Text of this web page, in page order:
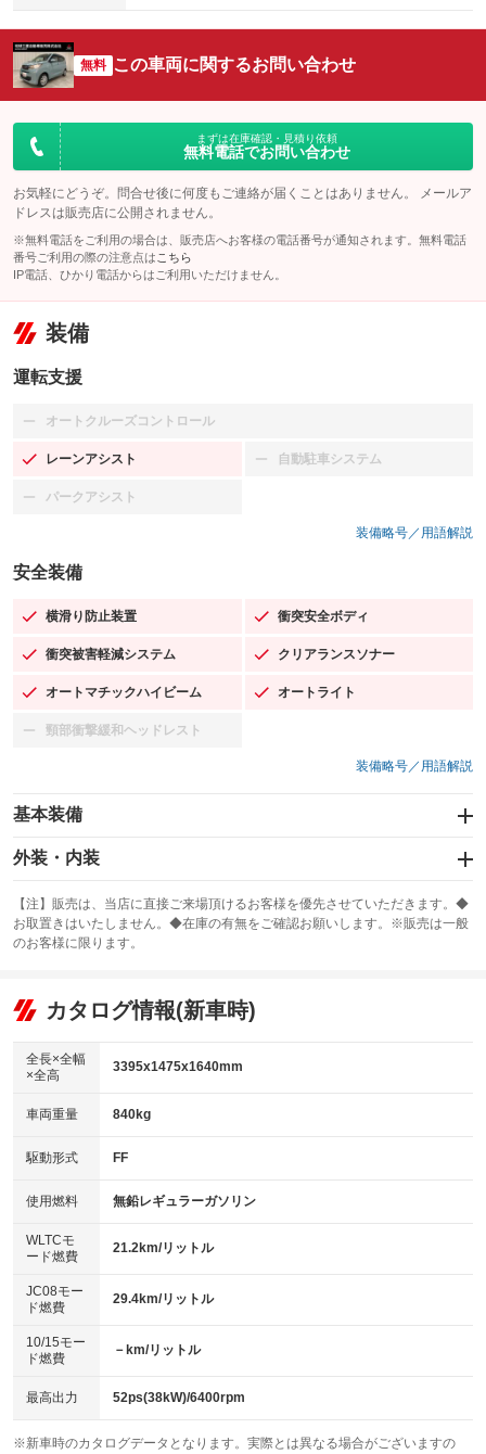
無料 この車両に関するお問い合わせ
まずは在庫確認・見積り依頼
無料電話でお問い合わせ
お気軽にどうぞ。問合せ後に何度もご連絡が届くことはありません。 メールア
ドレスは販売店に公開されません。
※無料電話をご利用の場合は、販売店へお客様の電話番号が通知されます。無料電話
番号ご利用の際の注意点は こちら
IP電話、ひかり電話からはご利用いただけません。
装備
運転支援
オートクルーズコントロール
：装備なし
レーンアシスト
：装備あり 自動駐車システム
：装備なし
パークアシスト
：装備なし
装備略号／用語解説
安全装備
横滑り防止装置
：装備あり 衝突安全ボディ
：装備あり
衝突被害軽減システム
：装備あり クリアランスソナー
：装備あり
オートマチックハイビーム
：装備あり オートライト
：装備あり
頸部衝撃緩和ヘッドレスト
：装備なし
装備略号／用語解説
基本装備
エアバッグ：運転席/助手席/サイド
：装備あり
：装備なし
サンルーフ
：装備なし ABS
リフトアップ
：装備なし
：装備なし
パワーウィンドウ
アイドリングストップ
：装備あり
USB入力端子
：装備なし
100V電源
：装備なし
センターデフロック
：装備なし
電動格納ミラー
：装備あり
外装・内装
カーナビ
：装備なし
TV
：装備なし
ビジュアル
：装備なし
：装備なし
革シート
キーレス
HID(キセノンライト)
：装備なし
バックカメラ
：装備なし
エアロ
：装備なし
：装備なし
パワーシート
ベンチシート
：装備あり
チップアップシート
：装備なし
：装備なし ：装備あり
【注】販売は、当店に直接ご来場頂けるお客様を優先させていただきます。◆
お取置きはいたしません。◆在庫の有無をご確認お願いします。※販売は一般
のお客様に限ります。
カタログ情報(新車時)
全長×全幅
×全高
3395x1475x1640mm
車両重量 840kg
駆動形式 FF
使用燃料 無鉛レギュラーガソリン
WLTCモ
ード燃費
21.2km/リットル
JC08モー
ド燃費
29.4km/リットル
10/15モー
ド燃費
－km/リットル
最高出力 52ps(38kW)/6400rpm
※新車時のカタログデータとなります。実際とは異なる場合がございますの